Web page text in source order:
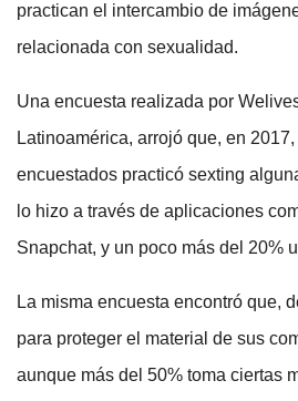
practican el intercambio de
relacionada con sexualidad.
Una encuesta realizada por
Latinoamérica, arrojó que, en
encuestados practicó sexting
lo hizo a través de aplicaciones
Snapchat, y un poco más del 20%
La misma encuesta encontró que,
para proteger el material de sus
aunque más del 50% toma ciertas